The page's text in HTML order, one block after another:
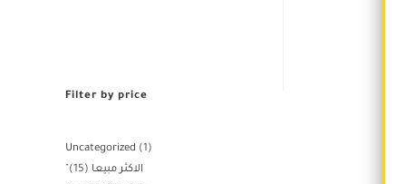
Filter by price
Uncategorized
1
"الاكثر مبيعا
15